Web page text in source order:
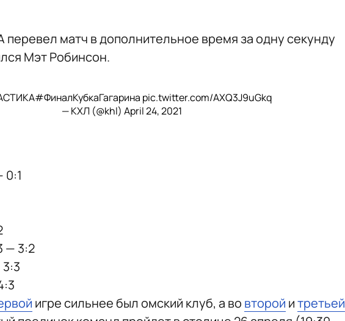
матч в дополнительное время за одну секунду
Мэт Робинсон.
#ФиналКубкаГагарина pic.twitter.com/AXQ3J9uGkq
— КХЛ (@khl) April 24, 2021
— 3:2
игре сильнее был омский клуб, а во второй итретьей